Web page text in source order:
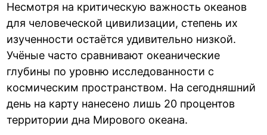
Несмотря на критическую важность океанов
для человеческой цивилизации, степень их
изученности остаётся удивительно низкой.
Учёные часто сравнивают океанические
глубины по уровню исследованности с
космическим пространством. На сегодняшний
день на карту нанесено лишь 20 процентов
территории дна Мирового океана.